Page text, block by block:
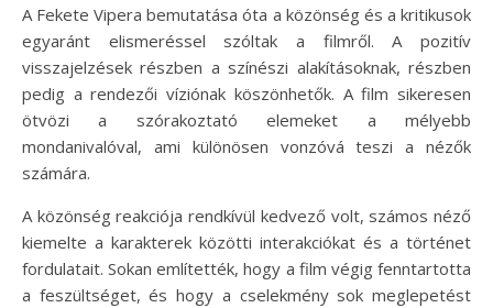
A Fekete Vipera bemutatása óta a közönség és a kritikusok
egyaránt elismeréssel szóltak a filmről. A pozitív
visszajelzések részben a színészi alakításoknak, részben
pedig a rendezői víziónak köszönhetők. A film sikeresen
ötvözi a szórakoztató elemeket a mélyebb
mondanivalóval, ami különösen vonzóvá teszi a nézők
számára.
A közönség reakciója rendkívül kedvező volt, számos néző
kiemelte a karakterek közötti interakciókat és a történet
fordulatait. Sokan említették, hogy a film végig fenntartotta
a feszültséget, és hogy a cselekmény sok meglepetést